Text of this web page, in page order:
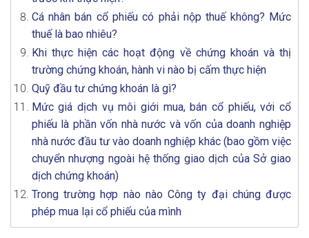
Cá nhân bán cổ phiếu có phải nộp thuế không? Mức
thuế là bao nhiêu?
Khi thực hiện các hoạt động về chứng khoán và thị
trường chứng khoán, hành vi nào bị cấm thực hiện
Quỹ đầu tư chứng khoán là gì?
Mức giá dịch vụ môi giới mua, bán cổ phiếu, với cổ
phiếu là phần vốn nhà nước và vốn của doanh nghiệp
nhà nước đầu tư vào doanh nghiệp khác (bao gồm việc
chuyển nhượng ngoài hệ thống giao dịch của Sở giao
dịch chứng khoán)
Trong trường hợp nào nào Công ty đại chúng được
phép mua lại cổ phiếu của mình